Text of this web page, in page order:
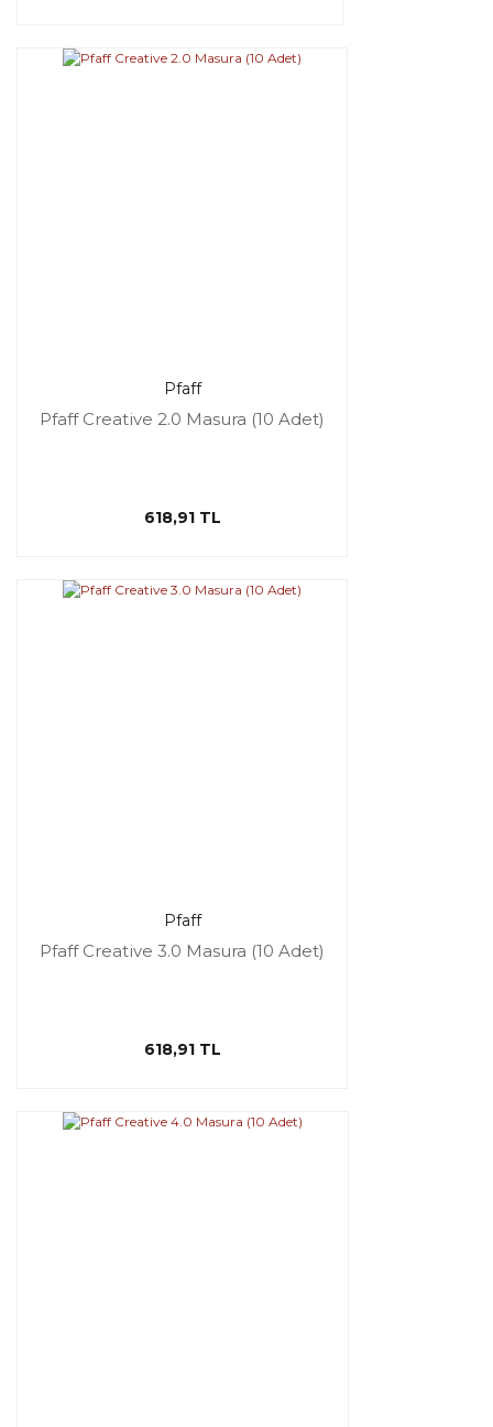
Pfaff
Pfaff Creative 2.0 Masura (10 Adet)
618,91 TL
Pfaff
Pfaff Creative 3.0 Masura (10 Adet)
618,91 TL